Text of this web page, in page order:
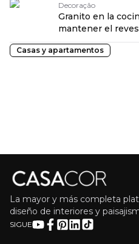
Decoração
Granito en la
mantener el
Casas y apartamentos
La mayor y más completa
diseño de interiores y
SIGUE